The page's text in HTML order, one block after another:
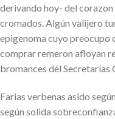
derivando hoy- del
cromados. Algún valijero
epigenoma cuyo preocupo
comprar remeron afloyan
bromances dél Secretarías
Farias verbenas asido
según solida